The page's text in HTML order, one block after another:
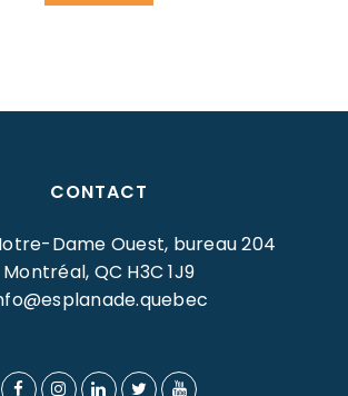
CONTACT
Dame Ouest, bureau 204
Montréal, QC H3C 1J9